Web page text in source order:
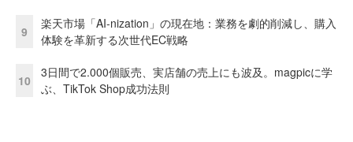
9
楽天市場「AI-nization」の現在地：業務を劇的削減し、購入
体験を革新する次世代EC戦略
10
3日間で2.000個販売、実店舗の売上にも波及。magpicに学
ぶ、TikTok Shop成功法則